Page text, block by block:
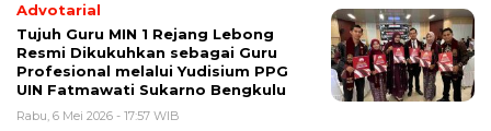
Advotarial
Tujuh Guru MIN 1 Rejang Lebong
Resmi Dikukuhkan sebagai Guru
Profesional melalui Yudisium PPG
UIN Fatmawati Sukarno Bengkulu
Rabu, 6 Mei 2026 - 17:57 WIB